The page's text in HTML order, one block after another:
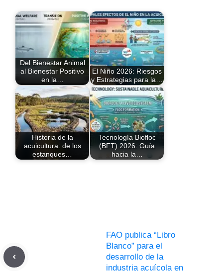
Del Bienestar Animal
al Bienestar Positivo
en la…
El Niño 2026: Riesgos
y Estrategias para la…
Historia de la
acuicultura: de los
estanques…
Tecnología Biofloc
(BFT) 2026: Guía
hacia la…
FAO publica “Libro
Blanco” para el
desarrollo de la
industria acuícola en